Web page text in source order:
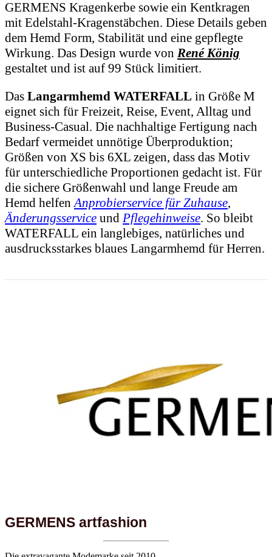
GERMENS Kragenkerbe sowie ein Kentkragen
mit Edelstahl-Kragenstäbchen. Diese Details geben
dem Hemd Form, Stabilität und eine gepflegte
Wirkung. Das Design wurde von René König
gestaltet und ist auf 99 Stück limitiert.
Das Langarmhemd WATERFALL in Größe M
eignet sich für Freizeit, Reise, Event, Alltag und
Business-Casual. Die nachhaltige Fertigung nach
Bedarf vermeidet unnötige Überproduktion;
Größen von XS bis 6XL zeigen, dass das Motiv
für unterschiedliche Proportionen gedacht ist. Für
die sichere Größenwahl und lange Freude am
Hemd helfenAnprobierservice für Zuhause,
Änderungsservice und Pflegehinweise. So bleibt
WATERFALL ein langlebiges, natürliches und
ausdrucksstarkes blaues Langarmhemd für Herren.
GERMENS artfashion